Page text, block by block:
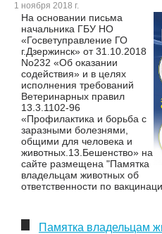
1 ноября 2018 г.
На основании письма
начальника ГБУ НО
«Госветуправление ГО
г.Дзержинск» от 31.10.2018
No232 «Об оказании
содействия» и в целях
исполнения требований
Ветеринарных правил
13.3.1102-96
«Профилактика и борьба с
заразными болезнями,
общими для человека и
животных.13.Бешенство» на
сайте размещена "Памятка
владельцам животных об
ответственности по
Памятка владельцам